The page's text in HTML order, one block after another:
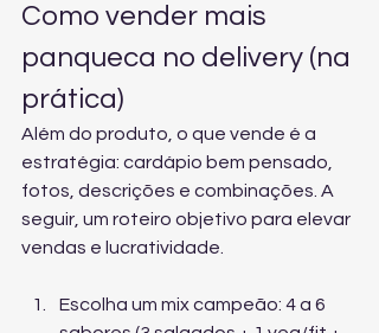
Como vender mais
panqueca no delivery (na
prática)
Além do produto, o que vende é a
estratégia: cardápio bem pensado,
fotos, descrições e combinações. A
seguir, um roteiro objetivo para elevar
vendas e lucratividade.
Escolha um mix campeão: 4 a 6